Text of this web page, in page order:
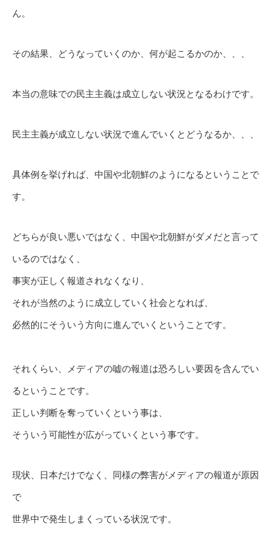
ん。
その結果、どうなっていくのか、何が起こるかのか、、、
本当の意味での民主主義は成立しない状況となるわけです。
民主主義が成立しない状況で進んでいくとどうなるか、、、
具体例を挙げれば、中国や北朝鮮のようになるということで
す。
どちらが良い悪いではなく、中国や北朝鮮がダメだと言って
いるのではなく、
事実が正しく報道されなくなり、
それが当然のように成立していく社会となれば、
必然的にそういう方向に進んでいくということです。
それくらい、メディアの嘘の報道は恐ろしい要因を含んでい
るということです。
正しい判断を奪っていくという事は、
そういう可能性が広がっていくという事です。
現状、日本だけでなく、同様の弊害がメディアの報道が原因
で
世界中で発生しまくっている状況です。